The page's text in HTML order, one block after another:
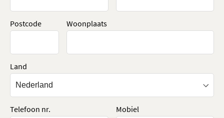
Postcode Woonplaats
Land
Telefoon nr. Mobiel